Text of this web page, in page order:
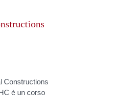
Constructions
è un corso